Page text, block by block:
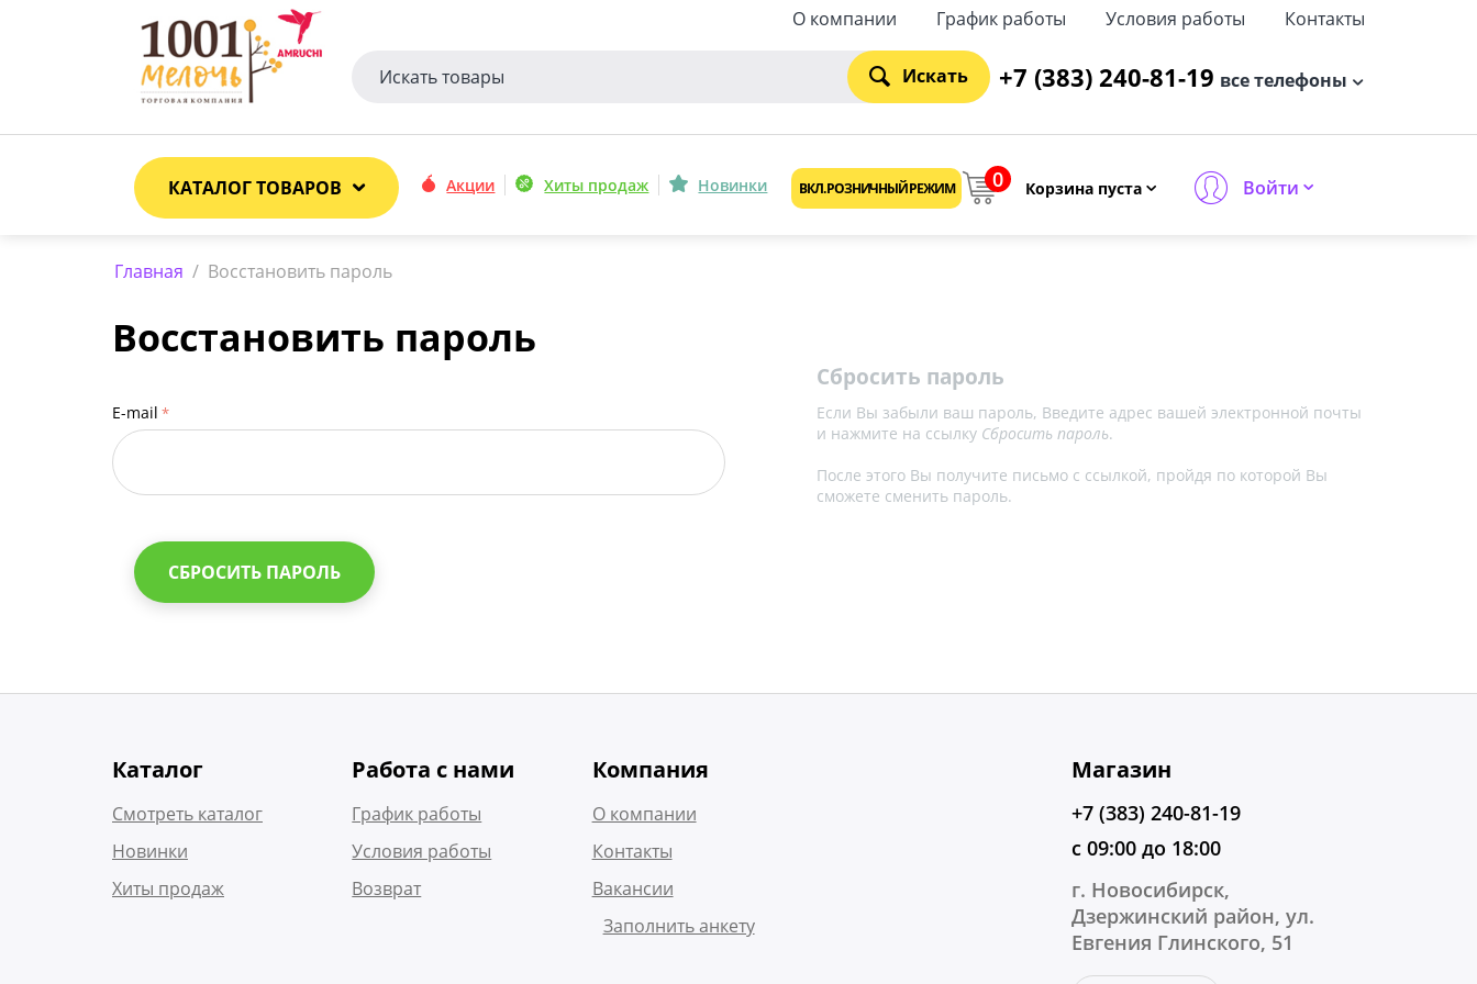
О компании График работы Условия работы Контакты
Искать +7 (383) 240-81-19 все телефоны
КАТАЛОГ ТОВАРОВ Акции Хиты продаж Новинки ВКЛ. РОЗНИЧНЫЙ РЕЖИМ 0 Корзина пуста Войти
Главная / Восстановить пароль
Восстановить пароль
E-mail
СБРОСИТЬ ПАРОЛЬ
Сбросить пароль
Если Вы забыли ваш пароль, Введите адрес вашей электронной почты
и нажмите на ссылку Сбросить пароль.
После этого Вы получите письмо с ссылкой, пройдя по которой Вы
сможете сменить пароль.
Каталог
Смотреть каталог
Новинки
Хиты продаж
Работа с нами
График работы
Условия работы
Возврат
Компания
О компании
Контакты
Вакансии
Заполнить анкету
Магазин
+7 (383) 240-81-19
с 09:00 до 18:00
г. Новосибирск,
Дзержинский район, ул.
Евгения Глинского, 51